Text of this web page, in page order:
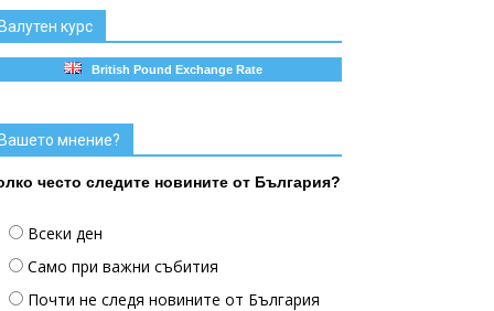
курс
British Pound Exchange Rate
мнение?
често следите новините от България?
Всеки ден
Само при важни събития
Почти не следя новините от България